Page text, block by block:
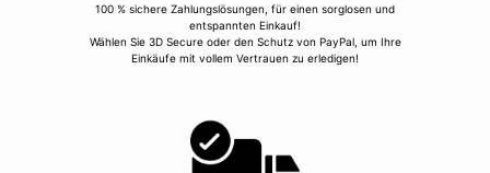
100 % sichere Zahlungslösungen, für einen sorglosen und
entspannten Einkauf!
Wählen Sie 3D Secure oder den Schutz von PayPal, um Ihre
Einkäufe mit vollem Vertrauen zu erledigen!